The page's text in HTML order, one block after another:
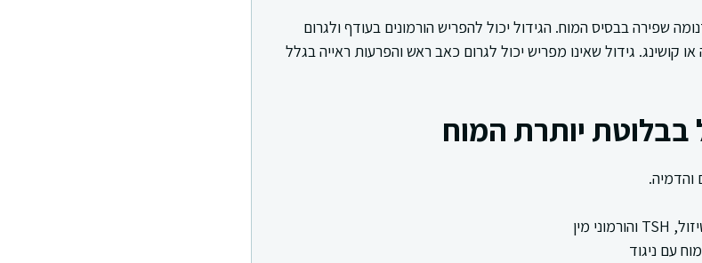
שפירה בבסיס המוח. הגידול יכול להפריש הורמונים בעודף ולגרום
קושינג. גידול שאינו מפריש יכול לגרום כאב ראש והפרעות ראייה בגלל
בבלוטת יותרת המוח
והדמיה.